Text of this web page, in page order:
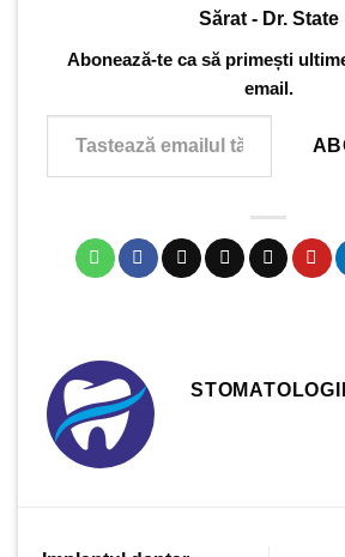
Sărat - Dr. State
Abonează-te ca să primești
email.
Tastează emailul tău...